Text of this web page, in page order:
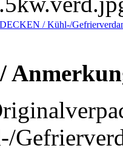
/ Kühl-/